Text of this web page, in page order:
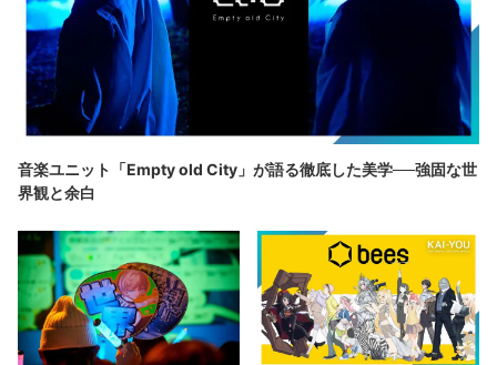
音楽ユニット「Empty old City」が語る徹底した美学──強固な世
界観と余白